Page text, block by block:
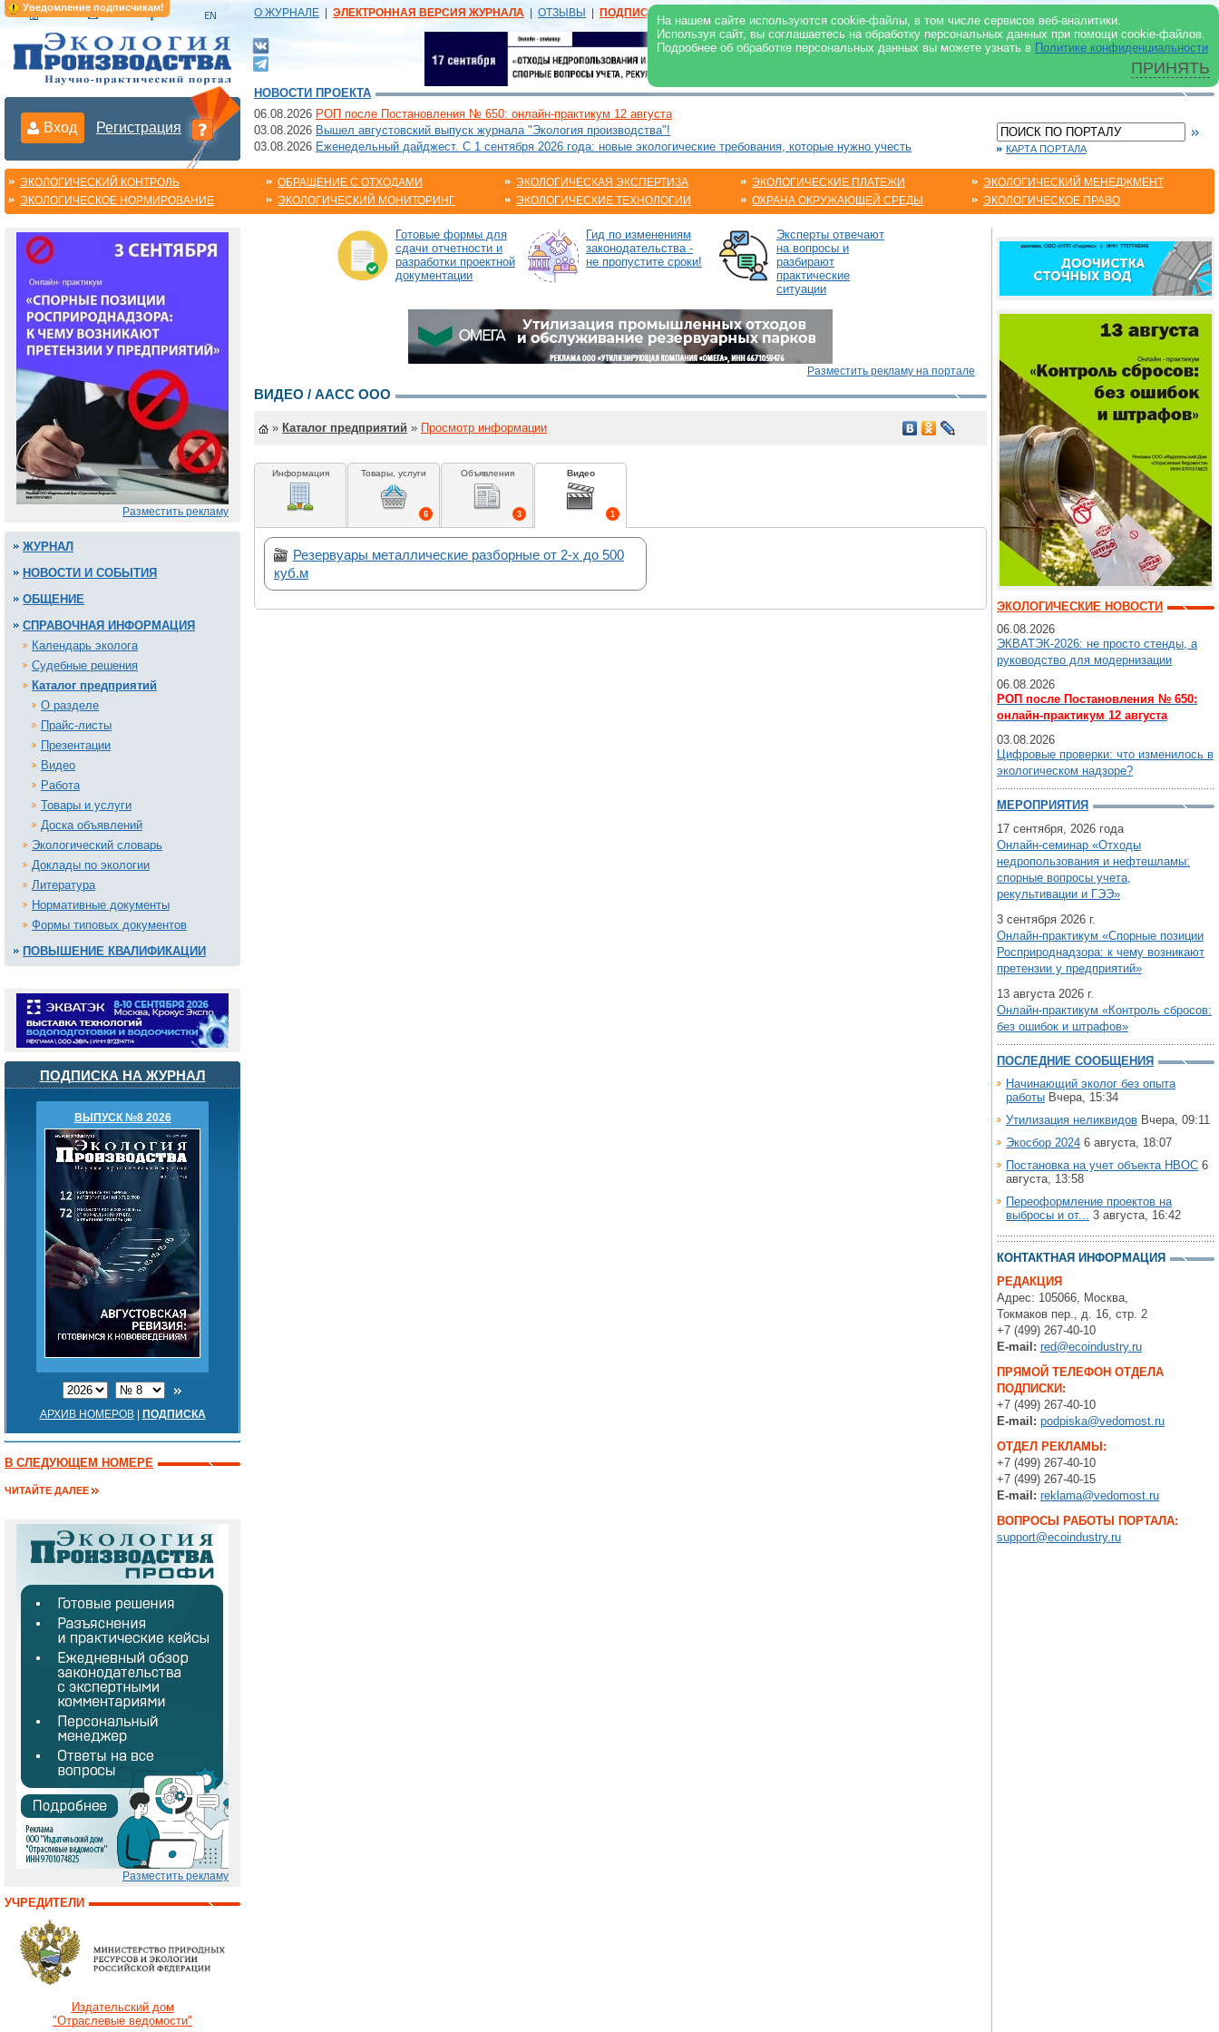
Уведомление подписчикам!
На нашем сайте используются cookie-файлы, в том числе сервисов веб-аналитики.
Используя сайт, вы соглашаетесь на обработку персональных данных при помощи cookie-файлов.
Подробнее об обработке персональных данных вы можете узнать в Политике конфиденциальности
ПРИНЯТЬ
О ЖУРНАЛЕ ЭЛЕКТРОННАЯ ВЕРСИЯ ЖУРНАЛА ОТЗЫВЫ ПОДПИСКА | В ЖУРНАЛЕ В ИНТЕРНЕТ
Вход Регистрация
НОВОСТИ ПРОЕКТА
06.08.2026 РОП после Постановления № 650: онлайн-практикум 12 августа
03.08.2026 Вышел августовский выпуск журнала "Экология производства"!
03.08.2026 Еженедельный дайджест. С 1 сентября 2026 года: новые экологические требования, которые нужно учесть КАРТА ПОРТАЛА
ЭКОЛОГИЧЕСКИЙ КОНТРОЛЬ
ЭКОЛОГИЧЕСКОЕ НОРМИРОВАНИЕ
ОБРАЩЕНИЕ С ОТХОДАМИ
ЭКОЛОГИЧЕСКИЙ МОНИТОРИНГ
ЭКОЛОГИЧЕСКАЯ ЭКСПЕРТИЗА
ЭКОЛОГИЧЕСКИЕ ТЕХНОЛОГИИ
ЭКОЛОГИЧЕСКИЕ ПЛАТЕЖИ
ОХРАНА ОКРУЖАЮЩЕЙ СРЕДЫ
ЭКОЛОГИЧЕСКИЙ МЕНЕДЖМЕНТ
ЭКОЛОГИЧЕСКОЕ ПРАВО
Разместить рекламу
ЖУРНАЛ
НОВОСТИ И СОБЫТИЯ
ОБЩЕНИЕ
СПРАВОЧНАЯ ИНФОРМАЦИЯ
Календарь эколога
Судебные решения
Каталог предприятий
О разделе
Прайс-листы
Презентации
Видео
Работа
Товары и услуги
Доска объявлений
Экологический словарь
Доклады по экологии
Литература
Нормативные документы
Формы типовых документов
ПОВЫШЕНИЕ КВАЛИФИКАЦИИ
ПОДПИСКА НА ЖУРНАЛ
ВЫПУСК №8 2026
АРХИВ НОМЕРОВ| ПОДПИСКА
В СЛЕДУЮЩЕМ НОМЕРЕ
ЧИТАЙТЕ ДАЛЕЕ
Разместить рекламу
УЧРЕДИТЕЛИ
Издательский дом
"Отраслевые ведомости"
Готовые формы для
сдачи отчетности и
разработки проектной
документации
Гид по изменениям
законодательства -
не пропустите сроки!
Эксперты отвечают
на вопросы и
разбирают
практические
ситуации
Разместить рекламу на портале
ВИДЕО / ААСС ООО
» Каталог предприятий » Просмотр информации
Информация
6
Товары, услуги
3
Объявления
1
Видео
Резервуары металлические разборные от 2-х до 500
куб.м
ЭКОЛОГИЧЕСКИЕ НОВОСТИ
06.08.2026
ЭКВАТЭК-2026: не просто стенды, а
руководство для модернизации
06.08.2026
РОП после Постановления № 650:
онлайн-практикум 12 августа
03.08.2026
Цифровые проверки: что изменилось в
экологическом надзоре?
МЕРОПРИЯТИЯ
17 сентября, 2026 года
Онлайн-семинар «Отходы
недропользования и нефтешламы:
спорные вопросы учета,
рекультивации и ГЭЭ»
3 сентября 2026 г.
Онлайн-практикум «Спорные позиции
Росприроднадзора: к чему возникают
претензии у предприятий»
13 августа 2026 г.
Онлайн-практикум «Контроль сбросов:
без ошибок и штрафов»
ПОСЛЕДНИЕ СООБЩЕНИЯ
Начинающий эколог без опыта
работы Вчера, 15:34
Утилизация неликвидов Вчера, 09:11
Экосбор 2024 6 августа, 18:07
Постановка на учет объекта НВОС 6
августа, 13:58
Переоформление проектов на
выбросы и от... 3 августа, 16:42
КОНТАКТНАЯ ИНФОРМАЦИЯ
РЕДАКЦИЯ
Адрес: 105066, Москва,
Токмаков пер., д. 16, стр. 2
+7 (499) 267-40-10
E-mail: red@ecoindustry.ru
ПРЯМОЙ ТЕЛЕФОН ОТДЕЛА
ПОДПИСКИ:
+7 (499) 267-40-10
E-mail: podpiska@vedomost.ru
ОТДЕЛ РЕКЛАМЫ:
+7 (499) 267-40-10
+7 (499) 267-40-15
E-mail: reklama@vedomost.ru
ВОПРОСЫ РАБОТЫ ПОРТАЛА:
support@ecoindustry.ru